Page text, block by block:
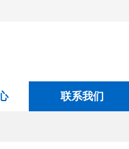
联系我们